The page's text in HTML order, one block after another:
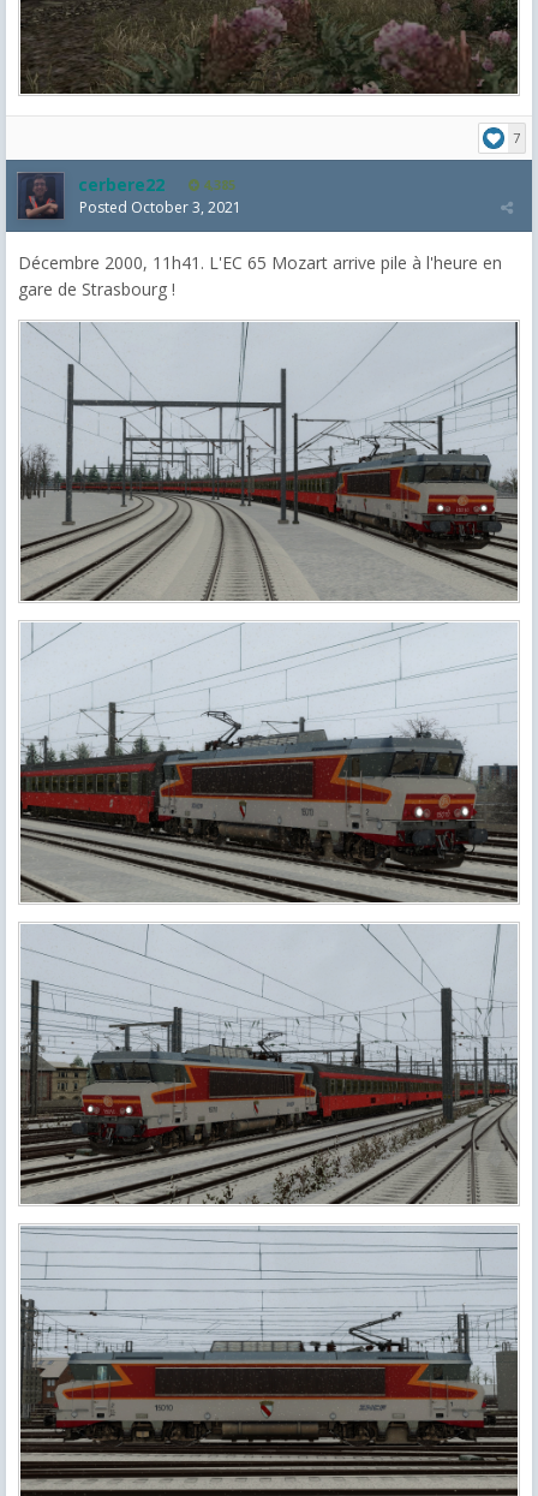
7
cerbere22 4,385
Posted October 3, 2021
Décembre 2000, 11h41. L'EC 65 Mozart arrive pile à l'heure en
gare de Strasbourg !